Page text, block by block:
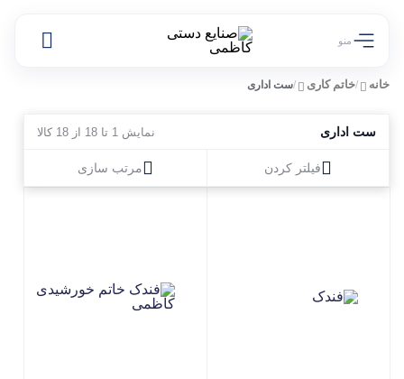
منو
خانه /خاتم کاری /ست اداری
ست اداری نمایش 1 تا 18 از 18 کالا
فیلتر کردن مرتب سازی